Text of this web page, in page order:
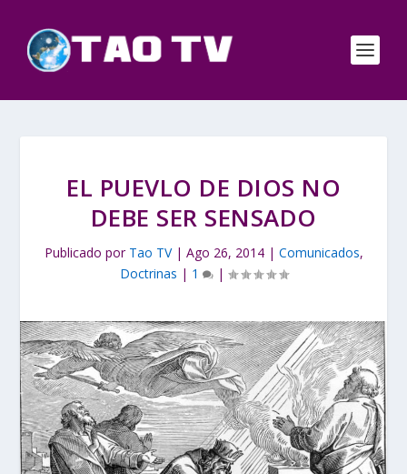
EL PUEVLO DE DIOS NO
DEBE SER SENSADO
Publicado por Tao TV| Ago 26, 2014| Comunicados,
Doctrinas | 1 |